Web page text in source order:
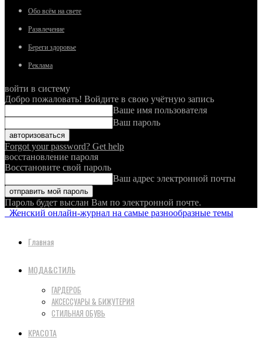
Обо всём на свете
Развлечение
Береги здоровье
Реклама
войти в систему
Добро пожаловать! Войдите в свою учётную запись
Ваше имя пользователя
Ваш пароль
Forgot your password? Get help
восстановление пароля
Восстановите свой пароль
Ваш адрес электронной почты
Пароль будет выслан Вам по электронной почте.
Женский онлайн-журнал на самые разнообразные темы
Главная
МОДА&СТИЛЬ
ГАРДЕРОБ
АКСЕССУАРЫ & БИЖУТЕРИЯ
СТИЛЬНАЯ ОБУВЬ
КРАСОТА